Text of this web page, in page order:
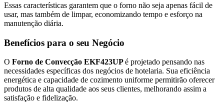
Essas características garantem que o forno não seja apenas fácil de
usar, mas também de limpar, economizando tempo e esforço na
manutenção diária.
Benefícios para o seu Negócio
O Forno de Convecção EKF423UPé projetado pensando nas
necessidades específicas dos negócios de hotelaria. Sua eficiência
energética e capacidade de cozimento uniforme permitirão oferecer
produtos de alta qualidade aos seus clientes, melhorando assim a
satisfação e fidelização.